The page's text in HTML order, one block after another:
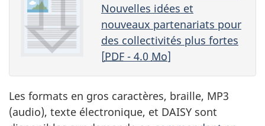
Nouvelles idées et
nouveaux partenariats pour
des collectivités plus fortes
[PDF- 4.0 Mo]
Les formats en gros caractères, braille, MP3
(audio), texte électronique, et DAISY sont